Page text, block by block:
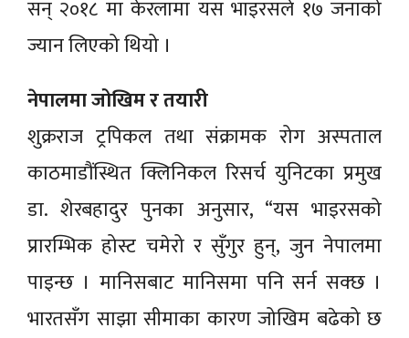
सन् २०१८ मा केरलामा यस भाइरसले १७ जनाको
ज्यान लिएको थियो ।
नेपालमा जोखिम र तयारी
शुक्रराज ट्रपिकल तथा संक्रामक रोग अस्पताल
काठमाडौंस्थित क्लिनिकल रिसर्च युनिटका प्रमुख
डा. शेरबहादुर पुनका अनुसार, “यस भाइरसको
प्रारम्भिक होस्ट चमेरो र सुँगुर हुन्, जुन नेपालमा
पाइन्छ । मानिसबाट मानिसमा पनि सर्न सक्छ ।
भारतसँग साझा सीमाका कारण जोखिम बढेको छ